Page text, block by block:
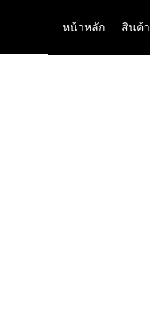
หน้าหลัก สินค้า